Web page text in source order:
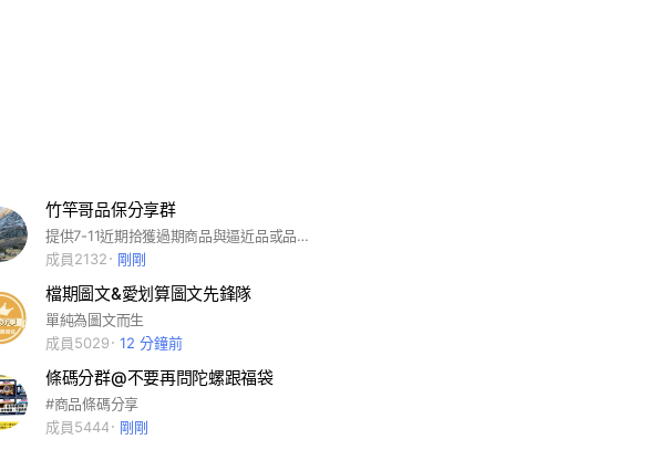
竹竿哥品保分享群
提供7-11近期拾獲過期商品與逼近品或品保注意事項⚠️
成員2132
剛剛
檔期圖文&愛划算圖文先鋒隊
單純為圖文而生
成員5029
12 分鐘前
條碼分群@不要再問陀螺跟福袋
#商品條碼分享
成員5444
剛剛